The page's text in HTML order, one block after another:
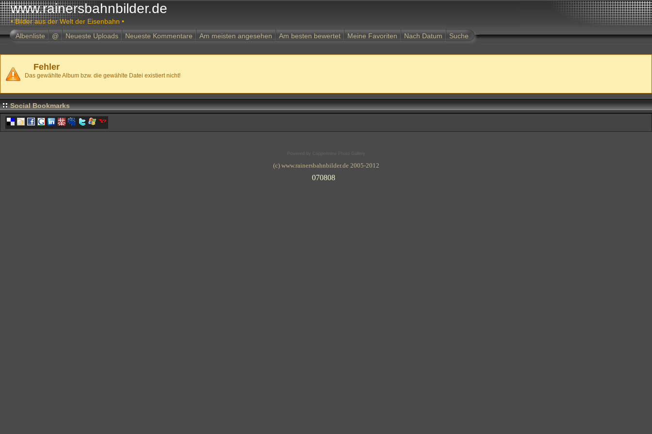
www.rainersbahnbilder.de
• Bilder aus der Welt der Eisenbahn •
Albenliste
@ Neueste Uploads Neueste Kommentare Am meisten angesehen Am besten bewertet Meine Favoriten Nach Datum Suche
Fehler
Das gewählte Album bzw. die gewählte Datei existiert nicht!
Social Bookmarks
(c) www.rainersbahnbilder.de 2005-2012